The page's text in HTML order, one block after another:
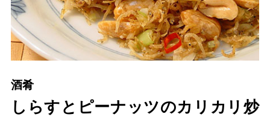
酒肴
しらすとピーナッツのカリカリ炒